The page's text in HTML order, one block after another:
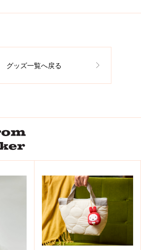
グッズ一覧へ戻る